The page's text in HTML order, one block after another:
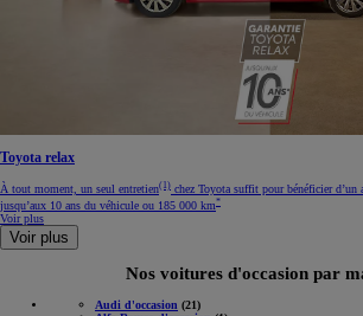
À tout moment, un seul entretien(1)chez Toyota suffit pour bénéficier d’un
jusqu’aux 10 ans du véhicule ou 185 000 km
Voir plus